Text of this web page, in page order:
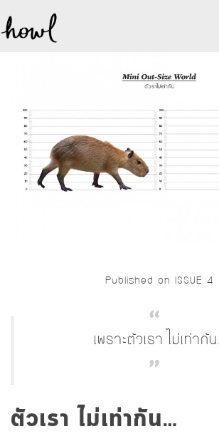
Published on ISSUE 4
เพราะตัวเรา ไม่เท่ากั
ตัวเรา ไม่เท่ากัน…